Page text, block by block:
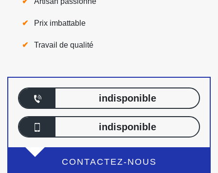
Prix imbattable
Travail de qualité
indisponible
indisponible
CONTACTEZ-NOUS